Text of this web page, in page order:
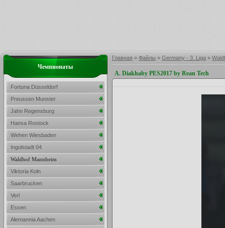
Главная » Файлы » Germany - 3. Liga »
A. Diakhaby PES2017 by Rean Tech
Чемпионаты
Fortuna Düsseldorf
Preussen Munster
Jahn Regensburg
Hansa Rostock
Wehen Wiesbaden
Ingolstadt 04
Waldhof Mannheim
Viktoria Koln
Saarbrucken
Verl
Essen
Alemannia Aachen